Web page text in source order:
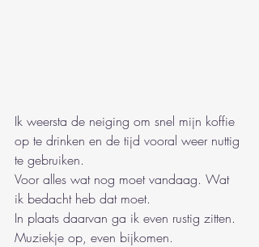
Ik weersta de neiging om snel mijn koffie
op te drinken en de tijd vooral weer nuttig
te gebruiken.
Voor alles wat nog moet vandaag. Wat
ik bedacht heb dat moet.
In plaats daarvan ga ik even rustig zitten.
Muziekje op, even bijkomen.